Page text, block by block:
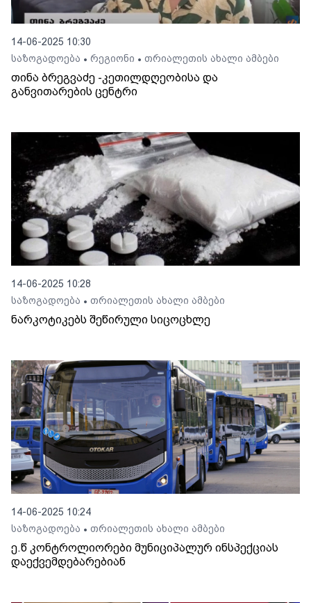
14-06-2025 10:30
საზოგადოება • რეგიონი • თრიალეთის ახალი ამბები
თინა ბრეგვაძე -კეთილდღეობისა და
განვითარების ცენტრი
14-06-2025 10:28
საზოგადოება • თრიალეთის ახალი ამბები
ნარკოტიკებს შეწირული სიცოცხლე
14-06-2025 10:24
საზოგადოება • თრიალეთის ახალი ამბები
ე.წ კონტროლიორები მუნიციპალურ ინსპექციას
დაექვემდებარებიან